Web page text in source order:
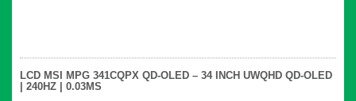
LCD MSI MPG 341CQPX QD-OLED – 34 INCH UWQHD QD-OLED
| 240HZ | 0.03MS